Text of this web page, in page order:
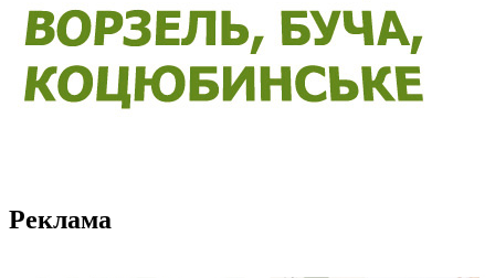
Реклама